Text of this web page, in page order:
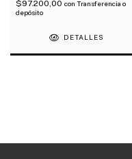
$97.200,00 con Transferencia o
depósito
DETALLES